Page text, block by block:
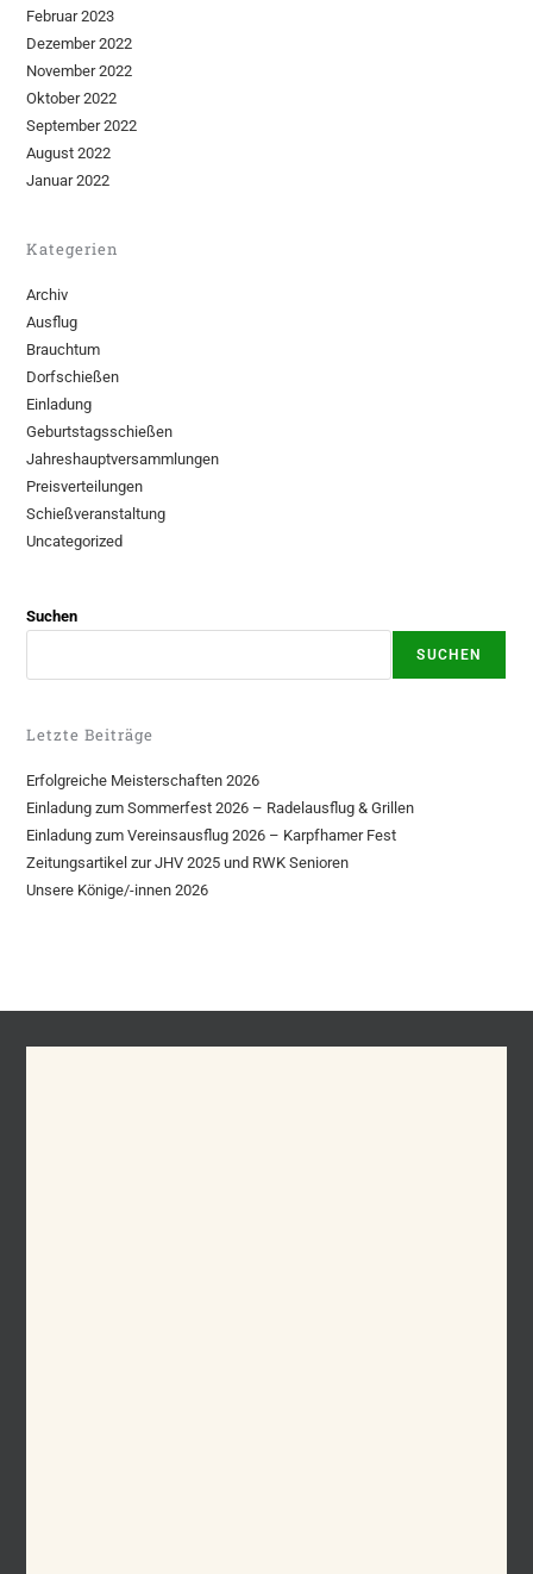
Februar 2023
Dezember 2022
November 2022
Oktober 2022
September 2022
August 2022
Januar 2022
Kategerien
Archiv
Ausflug
Brauchtum
Dorfschießen
Einladung
Geburtstagsschießen
Jahreshauptversammlungen
Preisverteilungen
Schießveranstaltung
Uncategorized
Suchen
SUCHEN
Letzte Beiträge
Erfolgreiche Meisterschaften 2026
Einladung zum Sommerfest 2026 – Radelausflug & Grillen
Einladung zum Vereinsausflug 2026 – Karpfhamer Fest
Zeitungsartikel zur JHV 2025 und RWK Senioren
Unsere Könige/-innen 2026